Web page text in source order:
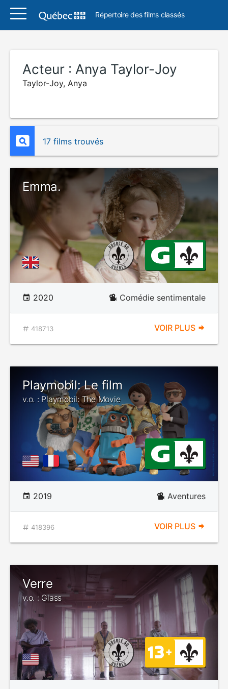
Répertoire des films classés
Acteur : Anya Taylor-Joy
Taylor-Joy, Anya
17 films trouvés
Emma.
2020 Comédie sentimentale
418713 VOIR PLUS
Playmobil: Le film
v.o. : Playmobil: The Movie
2019 Aventures
418396 VOIR PLUS
Verre
v.o. : Glass